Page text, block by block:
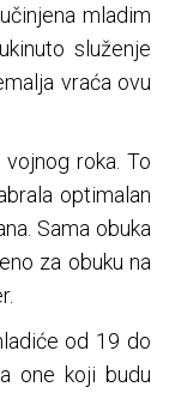
mladim
služenje
vraća ovu
roka. To
optimalan
Sama obuka
za obuku na
od 19 do
one koji budu